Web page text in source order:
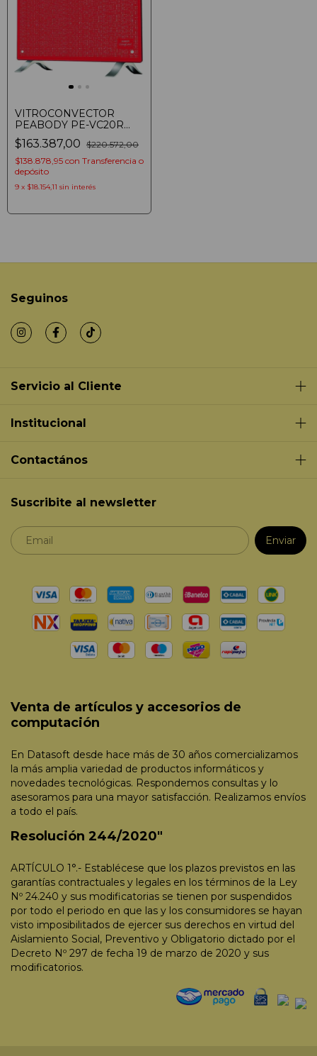
VITROCONVECTOR
PEABODY PE-VC20R
ROJO 2000W
CALEFACTOR
$163.387,00 $220.572,00
$138.878,95 con Transferencia o
depósito
9 x $18.154,11 sin interés
Seguinos
Servicio al Cliente
Institucional
Contactános
Suscribite al newsletter
Venta de artículos y accesorios de
computación
En Datasoft desde hace más de 30 años comercializamos
la más amplia variedad de productos informáticos y
novedades tecnológicas. Respondemos consultas y lo
asesoramos para una mayor satisfacción. Realizamos envíos
a todo el país.
Resolución 244/2020"
ARTÍCULO 1°.- Establécese que los plazos previstos en las
garantías contractuales y legales en los términos de la Ley
Nº 24.240 y sus modificatorias se tienen por suspendidos
por todo el periodo en que las y los consumidores se hayan
visto imposibilitados de ejercer sus derechos en virtud del
Aislamiento Social, Preventivo y Obligatorio dictado por el
Decreto Nº 297 de fecha 19 de marzo de 2020 y sus
modificatorios.